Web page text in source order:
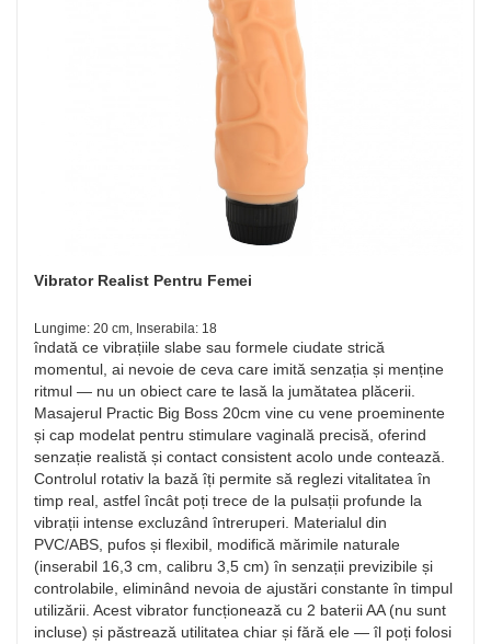
Vibrator Realist Pentru Femei
Lungime: 20 cm, Inserabila: 18
îndată ce vibrațiile slabe sau formele ciudate strică
momentul, ai nevoie de ceva care imită senzația și menține
ritmul — nu un obiect care te lasă la jumătatea plăcerii.
Masajerul Practic Big Boss 20cm vine cu vene proeminente
și cap modelat pentru stimulare vaginală precisă, oferind
senzație realistă și contact consistent acolo unde contează.
Controlul rotativ la bază îți permite să reglezi vitalitatea în
timp real, astfel încât poți trece de la pulsații profunde la
vibrații intense excluzând întreruperi. Materialul din
PVC/ABS, pufos și flexibil, modifică mărimile naturale
(inserabil 16,3 cm, calibru 3,5 cm) în senzații previzibile și
controlabile, eliminând nevoia de ajustări constante în timpul
utilizării. Acest vibrator funcționează cu 2 baterii AA (nu sunt
incluse) și păstrează utilitatea chiar și fără ele — îl poți folosi